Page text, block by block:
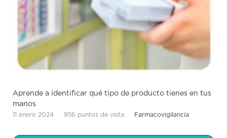
Aprende a identificar qué tipo de producto tienes en tus
manos
11 enero 2024 956 puntos de vista Farmacovigilancia